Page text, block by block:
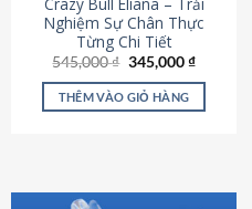
Crazy Bull Eliana – Trải
Nghiệm Sự Chân Thực
Từng Chi Tiết
545,000₫ Giá
là:
545,000 ₫.
345,000₫Giá
tại
THÊM VÀO GIỎ HÀNG